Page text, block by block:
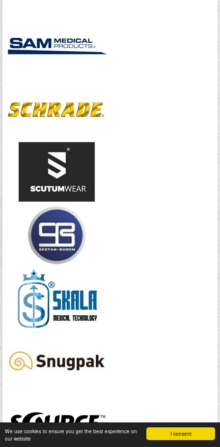
I consent
We use cookies to ensure you get the best experience on
our website